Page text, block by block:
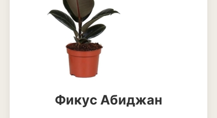
Фикус Абиджан